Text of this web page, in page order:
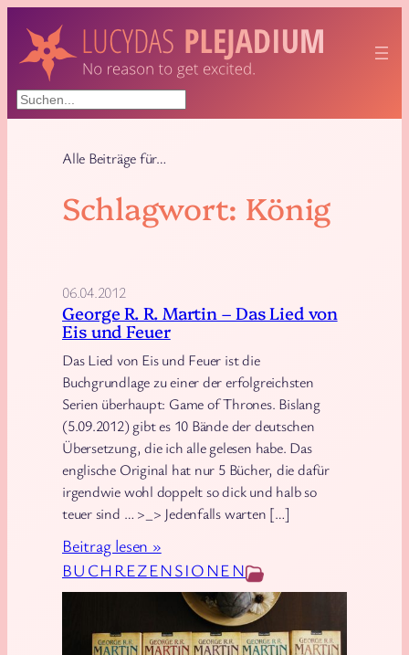
Inhalt
springen
Suchen
Alle Beiträge für…
Schlagwort: König
BUCHREZENSIONEN
06.04.2012
George R. R. Martin – Das Lied von
Eis und Feuer
Das Lied von Eis und Feuer ist die
Buchgrundlage zu einer der erfolgreichsten
Serien überhaupt: Game of Thrones. Bislang
(5.09.2012) gibt es 10 Bände der deutschen
Übersetzung, die ich alle gelesen habe. Das
englische Original hat nur 5 Bücher, die dafür
irgendwie wohl doppelt so dick und halb so
teuer sind … >_> Jedenfalls warten […]
Beitrag lesen »:
G
e
r